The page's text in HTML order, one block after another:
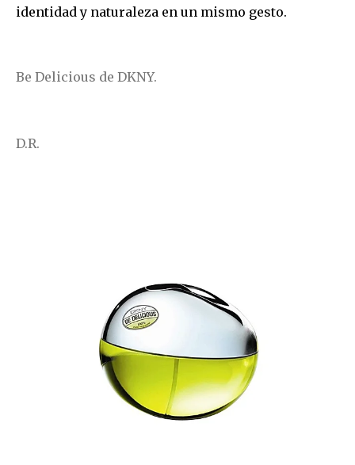
identidad y naturaleza en un mismo gesto.
Be Delicious de DKNY.
D.R.